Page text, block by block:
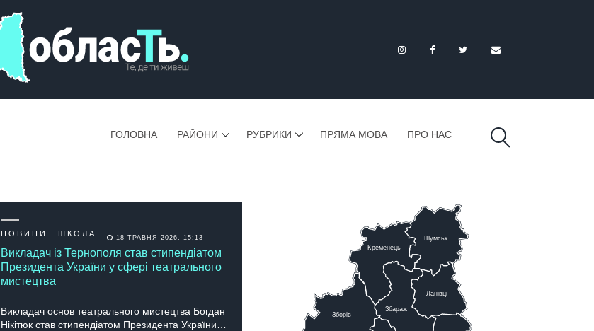
ГОЛОВНА РАЙОНИ РУБРИКИ ПРЯМА МОВА ПРО НАС
НОВИНИ ШКОЛА 18 ТРАВНЯ 2026, 15:13
Викладач із Тернополя став стипендіатом
Президента України у сфері театрального
мистецтва
Викладач основ театрального мистецтва Богдан
Нікітюк став стипендіатом Президента України…
Ланівці
Збараж
Шумськ
Кременець
Зборів